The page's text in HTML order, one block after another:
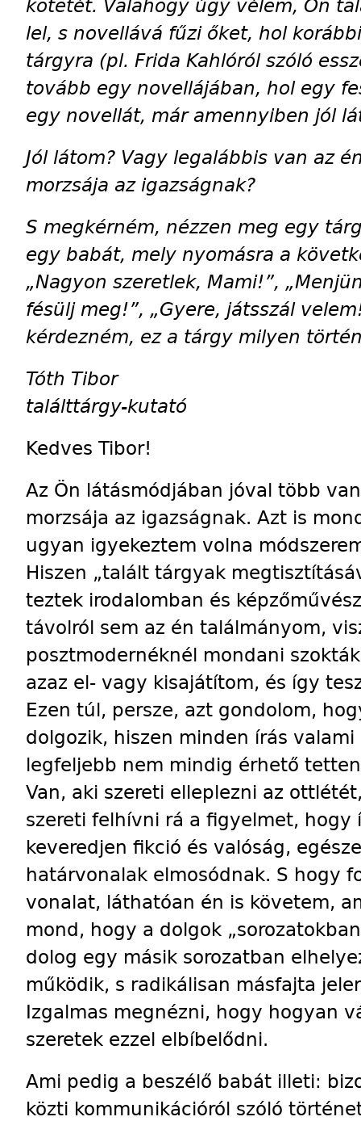
kötetét. Valahogy úgy vélem, Ön
lel, s novellává fűzi őket, hol
tárgyra (pl. Frida Kahlóról szóló
tovább egy novellájában, hol egy
egy novellát, már amennyiben jól
Jól látom? Vagy legalábbis van az
morzsája az igazságnak?
S megkérném, nézzen meg egy
egy babát, mely nyomásra a
„Nagyon szeretlek, Mami!”,
fésülj meg!”, „Gyere, játsszál
kérdezném, ez a tárgy milyen
Tóth Tibor
találttárgy-kutató
Kedves Tibor!
Az Ön látásmódjában jóval több
morzsája az igazságnak. Azt is
ugyan igyekeztem volna
Hiszen „talált tárgyak
teztek irodalomban és
távolról sem az én találmányom,
posztmodernéknél mondani
azaz el- vagy kisajátítom, és így
Ezen túl, persze, azt gondolom,
dolgozik, hiszen minden írás
legfeljebb nem mindig érhető
Van, aki szereti elleplezni az
szereti felhívni rá a figyelmet,
keveredjen fikció és valóság,
határvonalak elmosódnak. S hogy
vonalat, láthatóan én is követem,
mond, hogy a dolgok
dolog egy másik sorozatban
működik, s radikálisan másfajta
Izgalmas megnézni, hogy hogyan
szeretek ezzel elbíbelődni.
Ami pedig a beszélő babát illeti:
közti kommunikációról szóló